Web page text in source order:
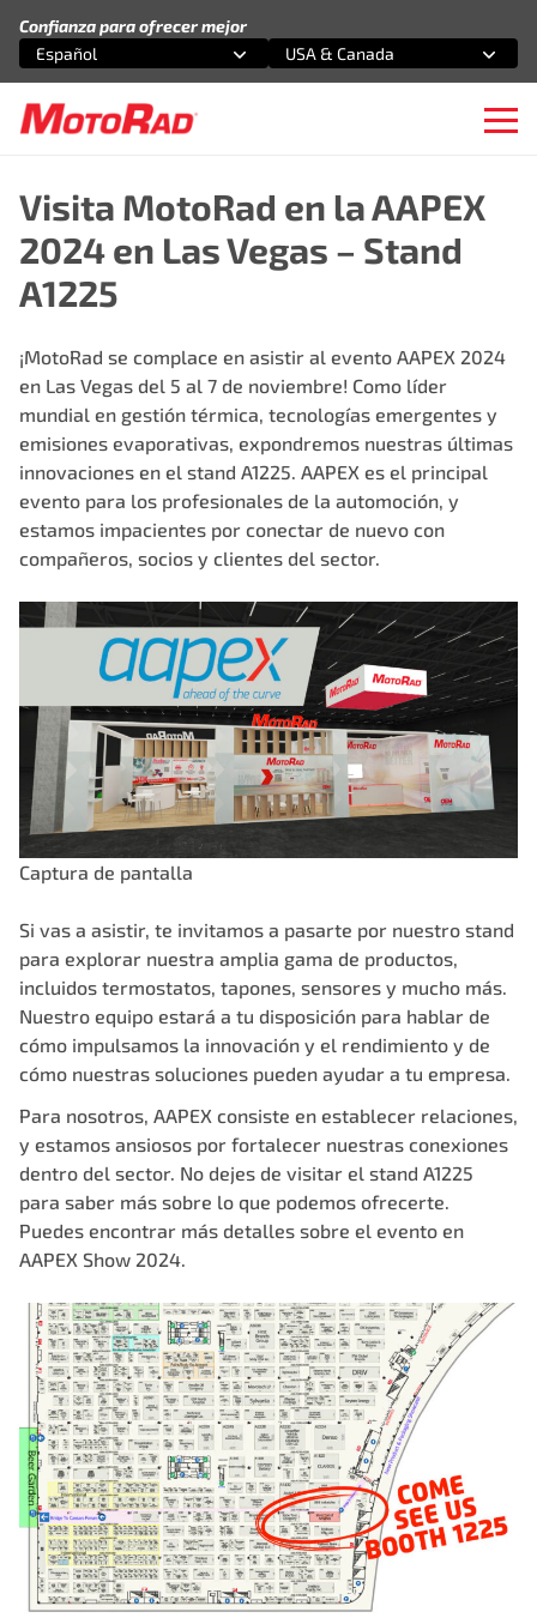
Confianza para ofrecer mejor
Selecciona una opción
Español
Selecciona una opción
USA & Canada
Visita MotoRad en la AAPEX
2024 en Las Vegas – Stand
A1225
¡MotoRad se complace en asistir al evento AAPEX 2024
en Las Vegas del 5 al 7 de noviembre! Como líder
mundial en gestión térmica, tecnologías emergentes y
emisiones evaporativas, expondremos nuestras últimas
innovaciones en el stand A1225. AAPEX es el principal
evento para los profesionales de la automoción, y
estamos impacientes por conectar de nuevo con
compañeros, socios y clientes del sector.
Captura de pantalla
Si vas a asistir, te invitamos a pasarte por nuestro stand
para explorar nuestra amplia gama de productos,
incluidos termostatos, tapones, sensores y mucho más.
Nuestro equipo estará a tu disposición para hablar de
cómo impulsamos la innovación y el rendimiento y de
cómo nuestras soluciones pueden ayudar a tu empresa.
Para nosotros, AAPEX consiste en establecer relaciones,
y estamos ansiosos por fortalecer nuestras conexiones
dentro del sector. No dejes de visitar el stand A1225
para saber más sobre lo que podemos ofrecerte.
Puedes encontrar más detalles sobre el evento en
AAPEX Show 2024